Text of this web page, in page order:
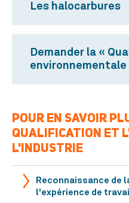
Les halocarbures
Demander la «
environnementale
POUR EN SAVOIR
QUALIFICATION ET
L'INDUSTRIE
Reconnaissance de
l'expérience de